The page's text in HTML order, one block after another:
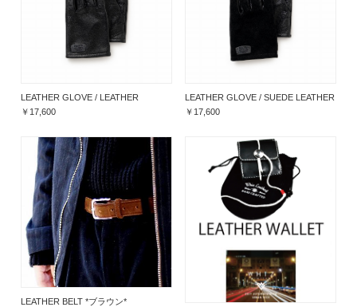
LEATHER GLOVE / LEATHER
￥17,600
LEATHER GLOVE / SUEDE LEATHER
￥17,600
LEATHER BELT *ブラウン*